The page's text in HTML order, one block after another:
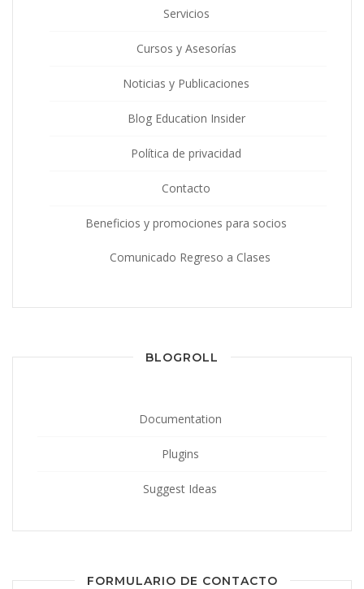
Servicios
Cursos y Asesorías
Noticias y Publicaciones
Blog Education Insider
Política de privacidad
Contacto
Beneficios y promociones para socios
Comunicado Regreso a Clases
BLOGROLL
Documentation
Plugins
Suggest Ideas
FORMULARIO DE CONTACTO